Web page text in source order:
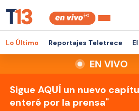
Lo Último Reportajes Teletrece
EN VIVO
Sigue AQUÍ un nuevo
enteré por la prensa"